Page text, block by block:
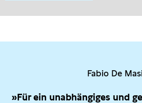
Fabio De
»Für ein unabhängiges und